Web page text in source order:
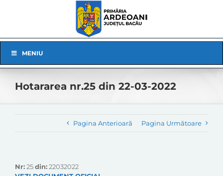
Navigation
MENIU
Hotararea nr.25 din 22-03-2022
Pagina Anterioară Pagina Următoare
Nr:25din:22032022